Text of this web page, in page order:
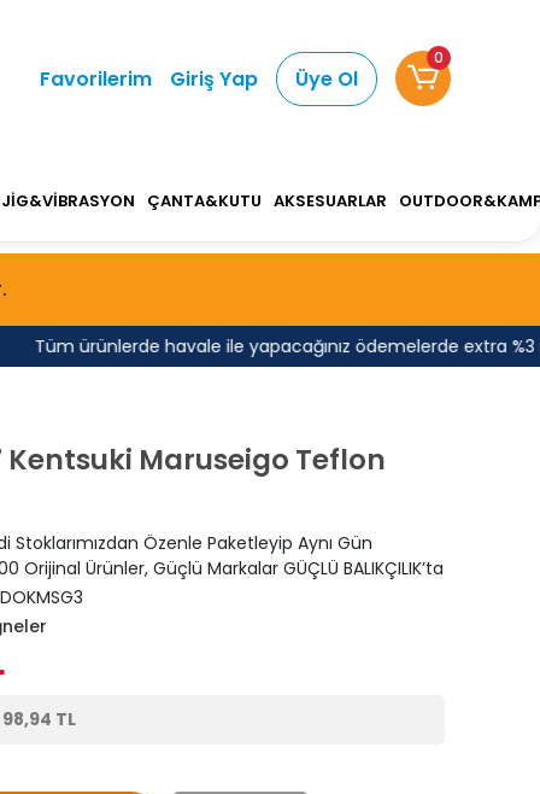
Tüm ürünlerde havale ile yapacağınız ödemelerde extra %3
Favorilerim Giriş Yap Üye Ol
0
JİG&VİBRASYON ÇANTA&KUTU AKSESUARLAR
Kentsuki Maruseigo Teflon
Stoklarımızdan Özenle Paketleyip Aynı Gün
Orijinal Ürünler, Güçlü Markalar GÜÇLÜ BALIKÇILIK’ta
98,94 TL